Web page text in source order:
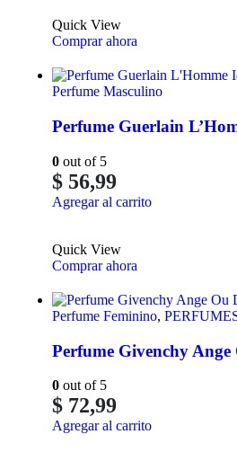
Quick View
Comprar ahora
Perfume Masculino
Perfume Guerlain
0 out of 5
$ 56,99
Agregar al carrito
Quick View
Comprar ahora
Perfume Feminino,
Perfume Givenchy
0 out of 5
$ 72,99
Agregar al carrito